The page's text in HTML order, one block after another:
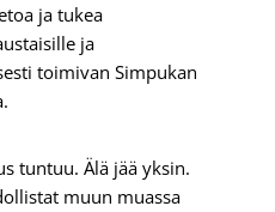
ja tukea
ja
toimivan Simpukan
tuntuu. Älä jää yksin.
muun muassa